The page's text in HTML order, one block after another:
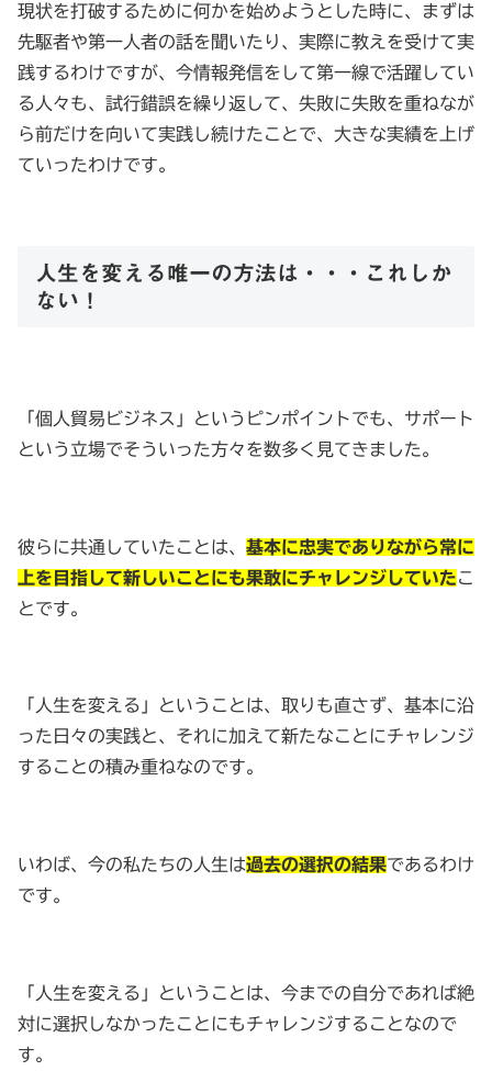
現状を打破するために何かを始めようとした時に、まずは
先駆者や第一人者の話を聞いたり、実際に教えを受けて実
践するわけですが、今情報発信をして第一線で活躍してい
る人々も、試行錯誤を繰り返して、失敗に失敗を重ねなが
ら前だけを向いて実践し続けたことで、大きな実績を上げ
ていったわけです。
人生を変える唯一の方法は・・・これしか
ない！
「個人貿易ビジネス」というピンポイントでも、サポート
という立場でそういった方々を数多く見てきました。
彼らに共通していたことは、 基本に忠実でありながら常に
上を目指して新しいことにも果敢にチャレンジしていたこ
とです。
「人生を変える」ということは、取りも直さず、基本に沿
った日々の実践と、それに加えて新たなことにチャレンジ
することの積み重ねなのです。
いわば、今の私たちの人生は過去の選択の結果であるわけ
です。
「人生を変える」ということは、今までの自分であれば絶
対に選択しなかったことにもチャレンジすることなので
す。